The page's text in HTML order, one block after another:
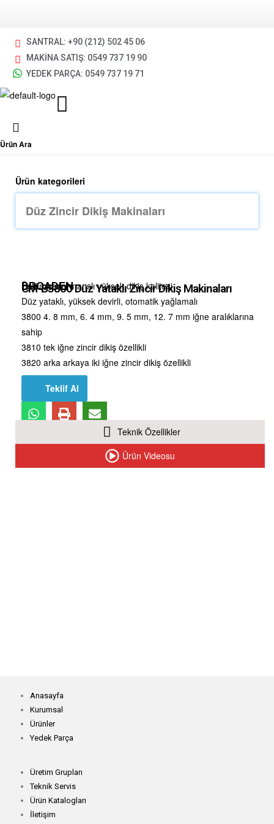
SANTRAL: +90 (212) 502 45 06
MAKİNA SATIŞ: 0549 737 19 90
YEDEK PARÇA: 0549 737 19 71
Ürün Ara
Ürün kategorileri
BROADEN
CM-B3800 Düz Yataklı Zincir Dikiş Makinaları
Üstün performanslı yüksek dikiş kalitesi
Düz yataklı, yüksek devirli, otomatik yağlamalı
3800 4. 8 mm, 6. 4 mm, 9. 5 mm, 12. 7 mm iğne aralıklarına
sahip
3810 tek iğne zincir dikiş özellikli
3820 arka arkaya iki iğne zincir dikiş özellikli
Teklif Al
Teknik Özellikler
Ürün Videosu
Anasayfa
Kurumsal
Ürünler
Yedek Parça
Üretim Grupları
Teknik Servis
Ürün Katalogları
İletişim